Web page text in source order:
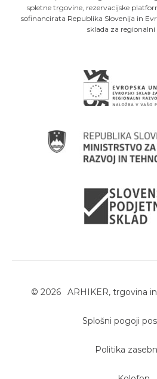
spletne trgovine, rezervacijske
sofinancirata Republika Slovenija in
sklada za regionalni
© 2026 ARHIKER, trgovina
Splošni pogoji
Politika